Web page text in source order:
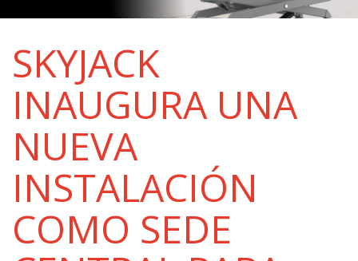
SKYJACK
INAUGURA UNA
NUEVA
INSTALACIÓN
COMO SEDE